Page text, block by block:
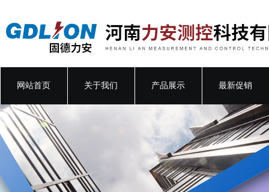
网站首页 关于我们 产品展示 最新促销